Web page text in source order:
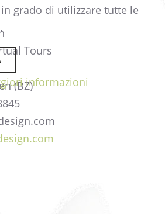
Tours
(BZ)
grado di utilizzare tutte le
informazioni